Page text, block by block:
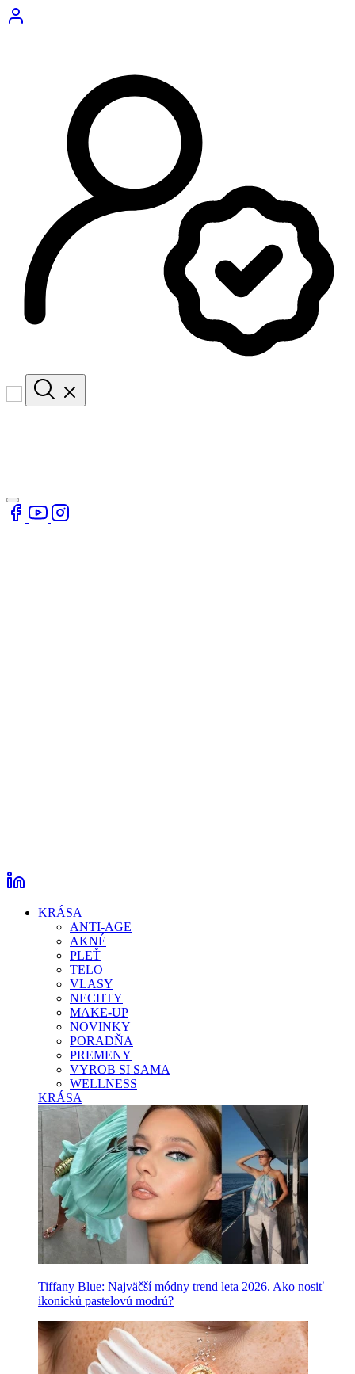
KRÁSA
ANTI-AGE
AKNÉ
PLEŤ
TELO
VLASY
NECHTY
MAKE-UP
NOVINKY
PORADŇA
PREMENY
VYROB SI SAMA
WELLNESS
KRÁSA
Tiffany Blue: Najväčší módny trend leta 2026. Ako nosiť
ikonickú pastelovú modrú?